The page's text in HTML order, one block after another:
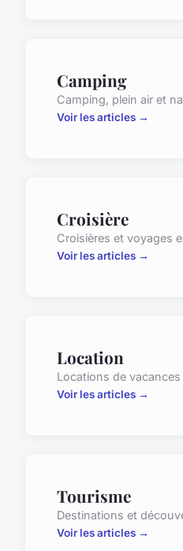
Camping
Camping, plein air et
Voir les articles →
Croisière
Croisières et voyages
Voir les articles →
Location
Locations de
Voir les articles →
Tourisme
Destinations et
Voir les articles →